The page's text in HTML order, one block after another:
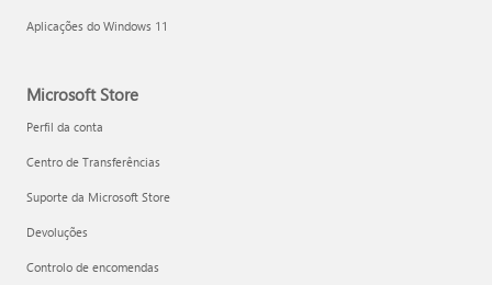
Aplicações do Windows 11
Microsoft Store
Perfil da conta
Centro de Transferências
Suporte da Microsoft Store
Devoluções
Controlo de encomendas